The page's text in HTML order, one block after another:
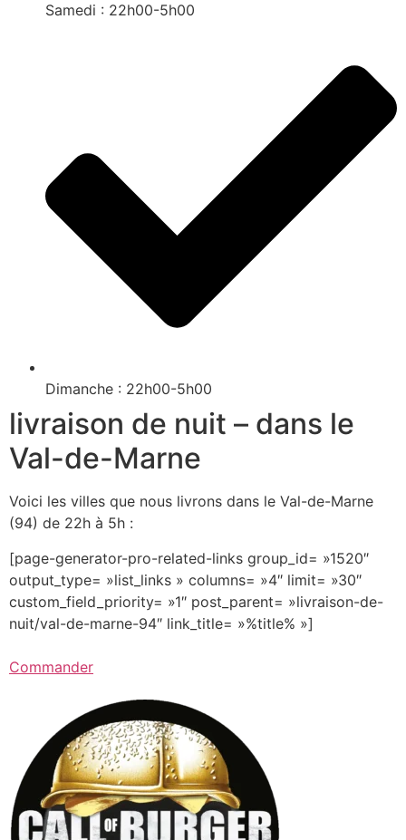
Samedi : 22h00-5h00
Dimanche : 22h00-5h00
livraison de nuit – dans le
Val-de-Marne
Voici les villes que nous livrons dans le Val-de-Marne
(94) de 22h à 5h :
[page-generator-pro-related-links group_id= »1520″
output_type= »list_links » columns= »4″ limit= »30″
custom_field_priority= »1″ post_parent= »livraison-de-
nuit/val-de-marne-94″ link_title= »%title% »]
Commander